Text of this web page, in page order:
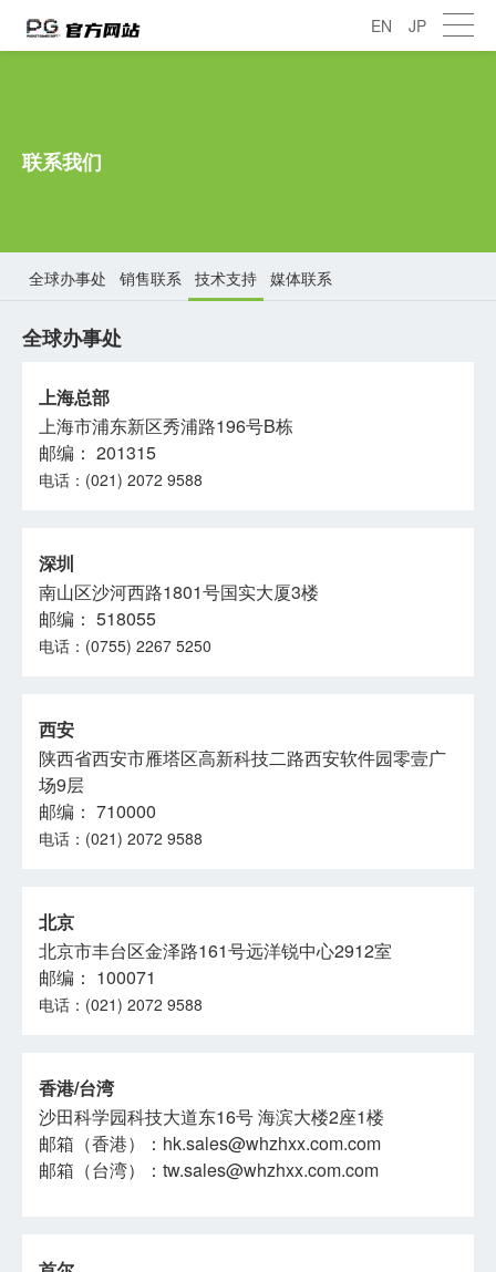
JP
EN
联系我们
全球办事处 销售联系 技术支持 媒体联系
全球办事处
上海总部
上海市浦东新区秀浦路196号B栋
邮编： 201315
电话：(021) 2072 9588
深圳
南山区沙河西路1801号国实大厦3楼
邮编： 518055
电话：(0755) 2267 5250
西安
陕西省西安市雁塔区高新科技二路西安软件园零壹广
场9层
邮编： 710000
电话：(021) 2072 9588
北京
北京市丰台区金泽路161号远洋锐中心2912室
邮编： 100071
电话：(021) 2072 9588
香港/台湾
沙田科学园科技大道东16号 海滨大楼2座1楼
邮箱（香港）：hk.sales@whzhxx.com.com
邮箱（台湾）：tw.sales@whzhxx.com.com